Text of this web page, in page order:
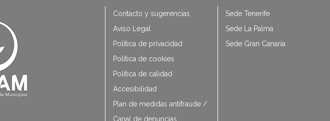
Contacto y sugerencias
Aviso Legal
Política de privacidad
Política de cookies
Política de calidad
Accesibilidad
Plan de medidas antifraude /
Canal de denuncias
Sede Tenerife
Sede La Palma
Sede Gran Canaria